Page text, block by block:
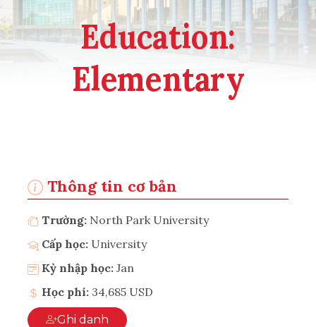
Education:
Elementary
Thông tin cơ bản
Trường: North Park University
Cấp học: University
Kỳ nhập học: Jan
Học phí: 34,685 USD
Ghi danh